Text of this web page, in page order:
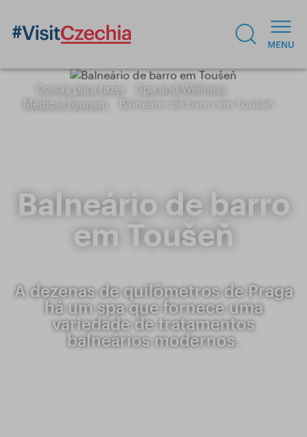
Coisas para fazer
Spa and Wellness
Medical Tourism
Balneário de barro em Toušeň
Balneário de barro
em Toušeň
A dezenas de quilômetros de Praga
há um spa que fornece uma
variedade de tratamentos
balneários modernos.